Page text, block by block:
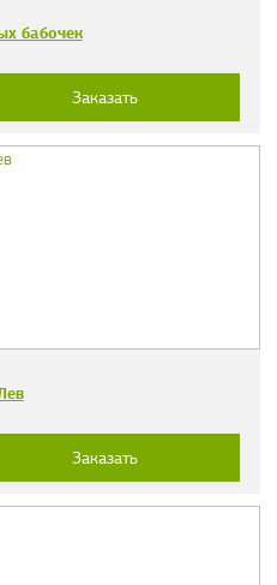
бабочек
Заказать
Заказать